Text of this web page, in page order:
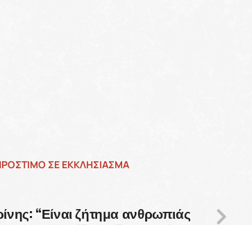
ΣΕ ΕΚΚΛΗΣΙΑΣΜΑ
“Είναι ζήτημα ανθρωπιάς